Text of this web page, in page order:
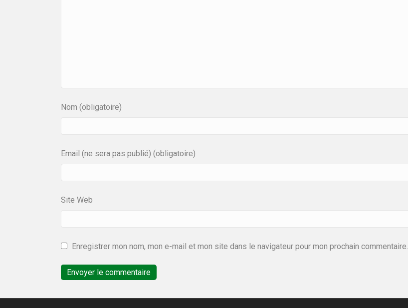
Nom (obligatoire)
Email (ne sera pas publié) (obligatoire)
Site Web
Enregistrer mon nom, mon e-mail et mon site dans le navigateur pour mon prochain commentaire.